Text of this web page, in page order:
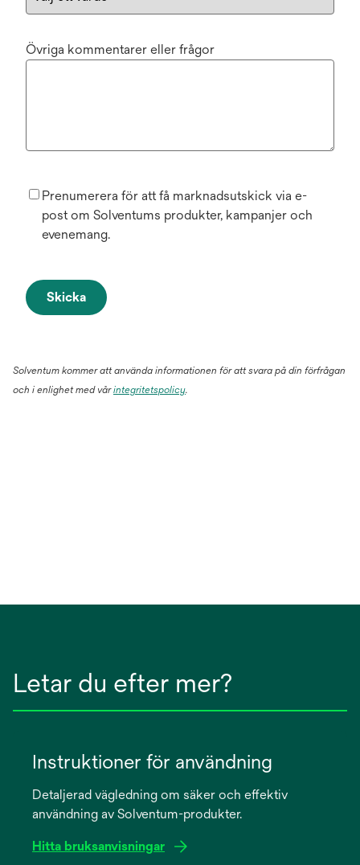
Övriga kommentarer eller frågor
Prenumerera för att få marknadsutskick via e-
post om Solventums produkter, kampanjer och
evenemang.
Skicka
Solventum kommer att använda informationen för att svara på din förfrågan
och i enlighet med vårintegritetspolicy.
Letar du efter mer?
Instruktioner för användning
Detaljerad vägledning om säker och effektiv
användning av Solventum-produkter.
Hitta bruksanvisningar